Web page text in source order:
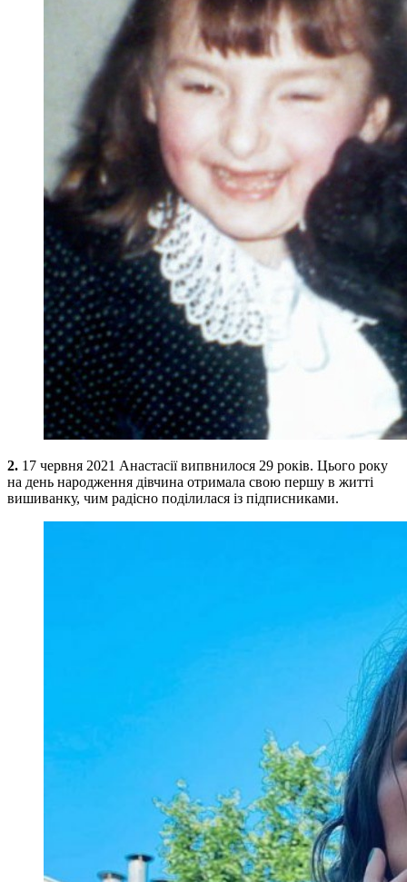
2. 17 червня 2021 Анастасії випвнилося 29 років. Цього року
на день народження дівчина отримала свою першу в житті
вишиванку, чим радісно поділилася із підписниками.